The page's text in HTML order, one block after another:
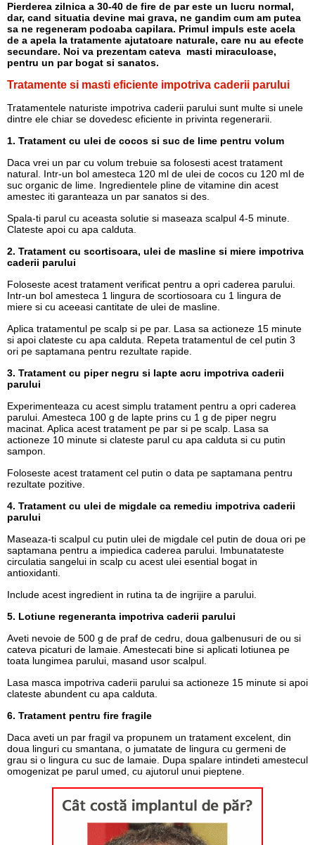
Pierderea zilnica a 30-40 de fire de par este un lucru normal,
dar, cand situatia devine mai grava, ne gandim cum am putea
sa ne regeneram podoaba capilara. Primul impuls este acela
de a apela la tratamente ajutatoare naturale, care nu au efecte
secundare. Noi va prezentam cateva masti miraculoase,
pentru un par bogat si sanatos.
Tratamente si masti eficiente impotriva caderii parului
Tratamentele naturiste impotriva caderii parului sunt multe si unele
dintre ele chiar se dovedesc eficiente in privinta regenerarii.
1. Tratament cu ulei de cocos si suc de lime pentru volum
Daca vrei un par cu volum trebuie sa folosesti acest tratament
natural. Intr-un bol amesteca 120 ml de ulei de cocos cu 120 ml de
suc organic de lime. Ingredientele pline de vitamine din acest
amestec iti garanteaza un par sanatos si des.
Spala-ti parul cu aceasta solutie si maseaza scalpul 4-5 minute.
Clateste apoi cu apa calduta.
2. Tratament cu scortisoara, ulei de masline si miere impotriva
caderii parului
Foloseste acest tratament verificat pentru a opri caderea parului.
Intr-un bol amesteca 1 lingura de scortiosoara cu 1 lingura de
miere si cu aceeasi cantitate de ulei de masline.
Aplica tratamentul pe scalp si pe par. Lasa sa actioneze 15 minute
si apoi clateste cu apa calduta. Repeta tratamentul de cel putin 3
ori pe saptamana pentru rezultate rapide.
3. Tratament cu piper negru si lapte acru impotriva caderii
parului
Experimenteaza cu acest simplu tratament pentru a opri caderea
parului. Amesteca 100 g de lapte prins cu 1 g de piper negru
macinat. Aplica acest tratament pe par si pe scalp. Lasa sa
actioneze 10 minute si clateste parul cu apa calduta si cu putin
sampon.
Foloseste acest tratament cel putin o data pe saptamana pentru
rezultate pozitive.
4. Tratament cu ulei de migdale ca remediu impotriva caderii
parului
Maseaza-ti scalpul cu putin ulei de migdale cel putin de doua ori pe
saptamana pentru a impiedica caderea parului. Imbunatateste
circulatia sangelui in scalp cu acest ulei esential bogat in
antioxidanti.
Include acest ingredient in rutina ta de ingrijire a parului.
5. Lotiune regeneranta impotriva caderii parului
Aveti nevoie de 500 g de praf de cedru, doua galbenusuri de ou si
cateva picaturi de lamaie. Amestecati bine si aplicati lotiunea pe
toata lungimea parului, masand usor scalpul.
Lasa masca impotriva caderii parului sa actioneze 15 minute si apoi
clateste abundent cu apa calduta.
6. Tratament pentru fire fragile
Daca aveti un par fragil va propunem un tratament excelent, din
doua linguri cu smantana, o jumatate de lingura cu germeni de
grau si o lingura cu suc de lamaie. Dupa spalare intindeti amestecul
omogenizat pe parul umed, cu ajutorul unui pieptene.